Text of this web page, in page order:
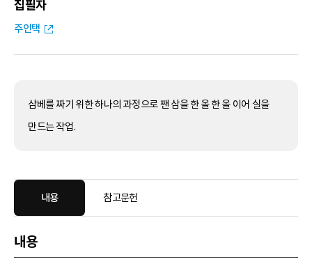
집필자
주인택
삼베를 짜기 위한 하나의 과정으로 짼 삼을 한 올 한 올 이어 실을
만드는 작업.
내용 참고문헌
내용